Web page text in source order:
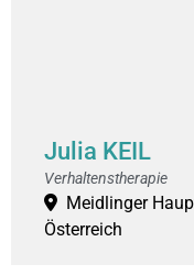
Julia KEIL
Verhaltenstherapie
Meidlinger
Österreich